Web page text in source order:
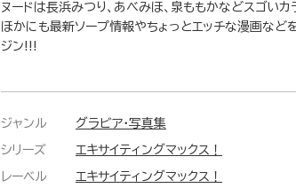
ヌードは長浜みつり、あべみほ、泉ももかなどスゴいカ
ほかにも最新ソープ情報やちょっとエッチな漫画な
ジン!!!
ジャンル グラビア・写真集
シリーズ エキサイティングマックス！
レーベル エキサイティングマックス！